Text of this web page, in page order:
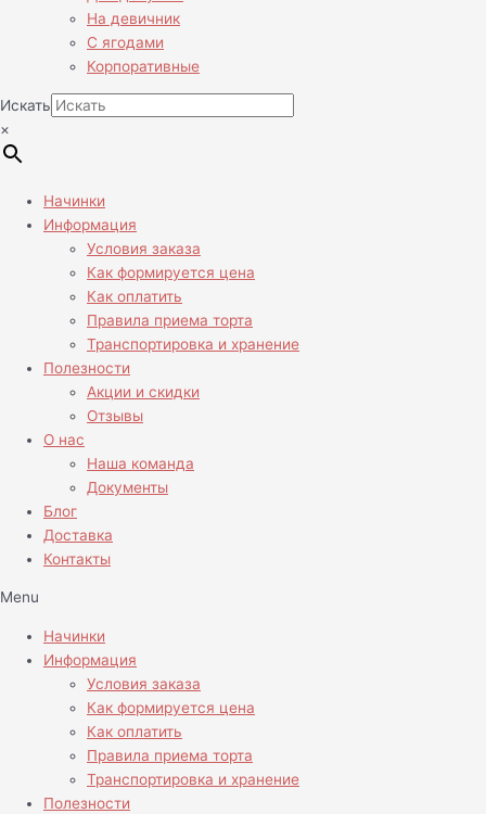
На девичник
С ягодами
Корпоративные
Искать
×
Начинки
Информация
Условия заказа
Как формируется цена
Как оплатить
Правила приема торта
Транспортировка и хранение
Полезности
Акции и скидки
Отзывы
О нас
Наша команда
Документы
Блог
Доставка
Контакты
Menu
Начинки
Информация
Условия заказа
Как формируется цена
Как оплатить
Правила приема торта
Транспортировка и хранение
Полезности